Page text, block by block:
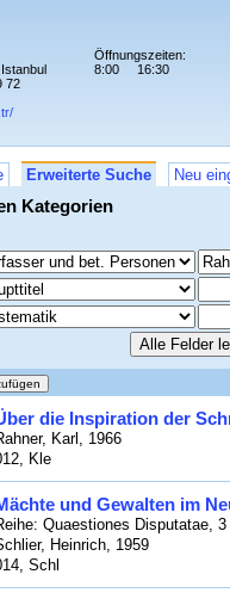
72
Öffnungszeiten:
8:00
16:30
Erweiterte Suche Neu
Kategorien
die Inspiration der
Karl, 1966
Kle
und Gewalten im
Quaestiones Disputatae, 3
Heinrich, 1959
Schl